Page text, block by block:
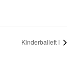
Kinderballett I